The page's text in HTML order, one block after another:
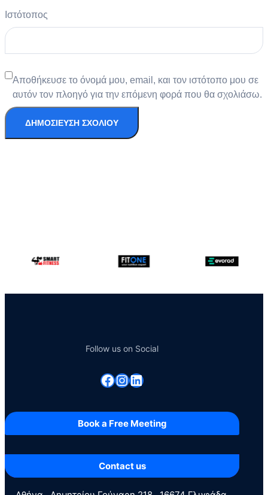
Ιστότοπος
Αποθήκευσε το όνομά μου, email, και τον ιστότοπο μου σε
αυτόν τον πλοηγό για την επόμενη φορά που θα σχολιάσω.
Follow us on Social
Facebook InstagramLinkedin
Book a Free Meeting
Contact us